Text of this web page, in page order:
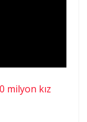
milyon kız